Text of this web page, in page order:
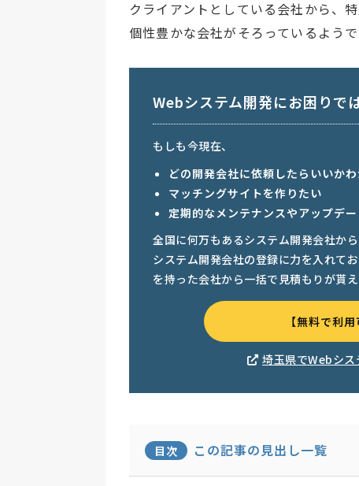
クライアントとしている会社から、
個性豊かな会社がそろっているようで
Webシステム開発にお困りで
もしも今現在、
どの開発会社に依頼したらいいか
マッチングサイトを作りたい
定期的なメンテナンスやアップデ
全国に何万もあるシステム開発会社か
システム開発会社の登録に力を入れて
を持った会社から一括で見積もりが貰
【無料で利
埼玉県でWebシス
目次 この記事の見出し一覧